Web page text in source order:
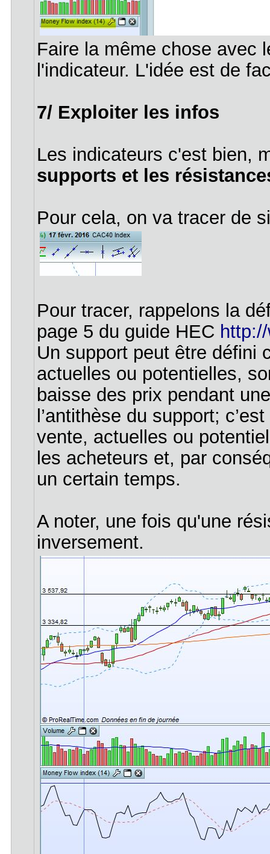
Faire la même chose avec
l'indicateur. L'idée est de
7/ Exploiter les infos
Les indicateurs c'est bien,
supports et les
Pour cela, on va tracer de
Pour tracer, rappelons la
page 5 du guide HEC
Un support peut être défini
actuelles ou potentielles,
baisse des prix pendant
l’antithèse du support;
vente, actuelles ou
les acheteurs et, par
un certain temps.
A noter, une fois qu'une
inversement.